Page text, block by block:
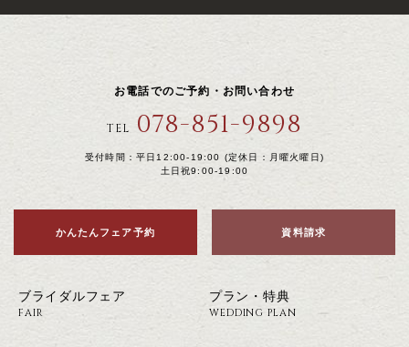
お電話でのご予約・お問い合わせ
TEL 078-851-9898
受付時間：平日12:00-19:00 (定休日：月曜火曜日)
土日祝9:00-19:00
かんたんフェア予約 資料請求
ブライダルフェア
FAIR
プラン・特典
WEDDING PLAN